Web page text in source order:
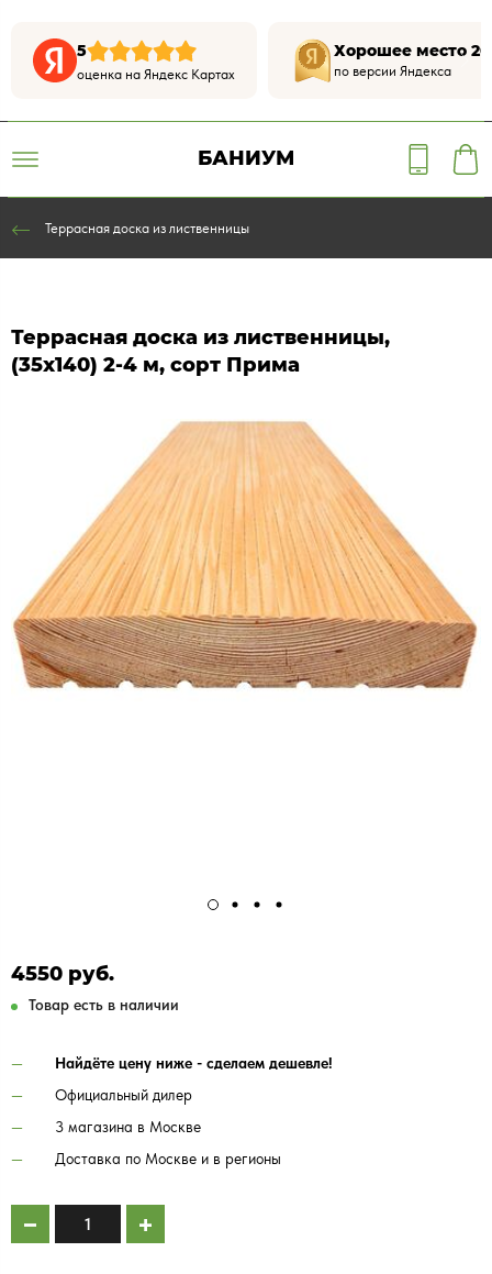
5
оценка на Яндекс Картах
Хорошее место
по версии Яндекса
БАНИУМ
Террасная доска из лиственницы
Террасная доска из лиственницы,
(35х140) 2-4 м, сорт Прима
4550 руб.
Товар есть в наличии
Найдёте цену ниже - сделаем дешевле!
Официальный дилер
3 магазина в Москве
Доставка по Москве и в регионы